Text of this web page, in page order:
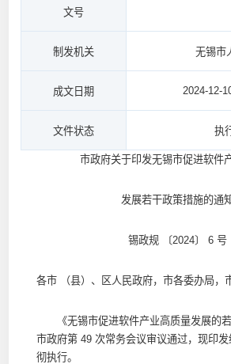
文号
制发机关 无锡市
成文日期 2024-12-
文件状态 执
市政府关于印发无锡市促进软件
发展若干政策措施的通
锡政规 〔2024〕 6 号
各市 （县）、区人民政府，市各委办局，
《无锡市促进软件产业高质量发展的
市政府第 49 次常务会议审议通过，现印
彻执行。